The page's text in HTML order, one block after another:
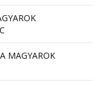
MAGYAROK